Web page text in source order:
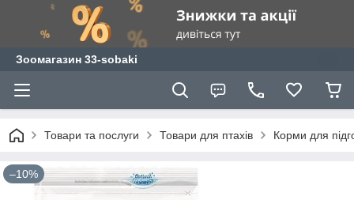
Зоомагазин 33-sobaki
Товари та послуги Товари для птахів Корми для
–10%